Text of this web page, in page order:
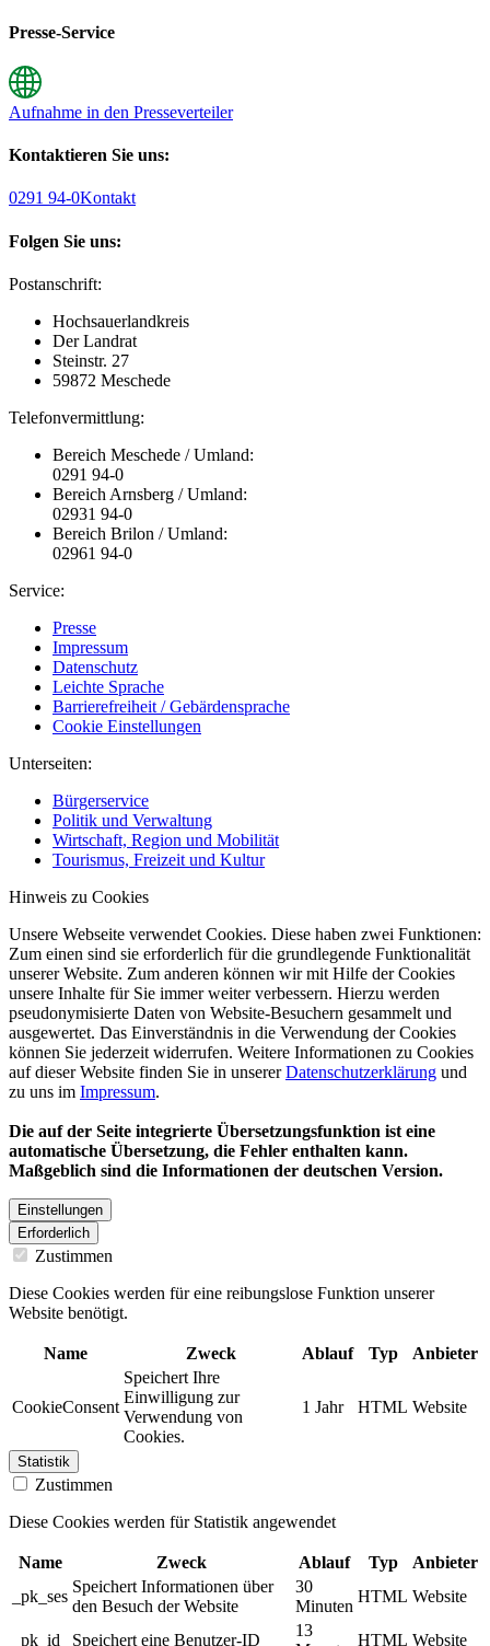
Presse-Service
Aufnahme in den Presseverteiler
Kontaktieren Sie uns:
0291 94-0Kontakt
Folgen Sie uns:
Postanschrift:
Hochsauerlandkreis
Der Landrat
Steinstr. 27
59872 Meschede
Telefonvermittlung:
Bereich Meschede / Umland:
0291 94-0
Bereich Arnsberg / Umland:
02931 94-0
Bereich Brilon / Umland:
02961 94-0
Service:
Presse
Impressum
Datenschutz
Leichte Sprache
Barrierefreiheit / Gebärdensprache
Cookie Einstellungen
Unterseiten:
Bürgerservice
Politik und Verwaltung
Wirtschaft, Region und Mobilität
Tourismus, Freizeit und Kultur
Hinweis zu Cookies
Unsere Webseite verwendet Cookies. Diese haben zwei Funktionen:
Zum einen sind sie erforderlich für die grundlegende Funktionalität
unserer Website. Zum anderen können wir mit Hilfe der Cookies
unsere Inhalte für Sie immer weiter verbessern. Hierzu werden
pseudonymisierte Daten von Website-Besuchern gesammelt und
ausgewertet. Das Einverständnis in die Verwendung der Cookies
können Sie jederzeit widerrufen. Weitere Informationen zu Cookies
auf dieser Website finden Sie in unsererDatenschutzerklärung und
zu uns im Impressum.
Die auf der Seite integrierte Übersetzungsfunktion ist eine
automatische Übersetzung, die Fehler enthalten kann.
Maßgeblich sind die Informationen der deutschen Version.
Einstellungen
Erforderlich
Zustimmen
Diese Cookies werden für eine reibungslose Funktion unserer
Website benötigt.
Name Zweck Ablauf Typ Anbieter
CookieConsent
Speichert Ihre
Einwilligung zur
Verwendung von
Cookies.
1 Jahr HTML Website
Statistik
Zustimmen
Diese Cookies werden für Statistik angewendet
Name Zweck Ablauf Typ
Anbieter
_pk_ses
Speichert Informationen über
den Besuch der Website
30
Minuten
HTML Website
_pk_id Speichert eine Benutzer-ID
13
HTML Website